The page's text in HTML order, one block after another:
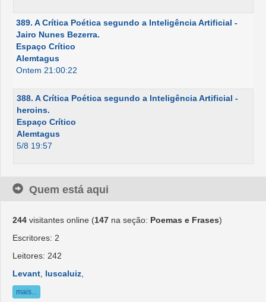
389. A Crítica Poética segundo a Inteligência Artificial -
Jairo Nunes Bezerra.
Espaço Crítico
Alemtagus
Ontem 21:00:22
388. A Crítica Poética segundo a Inteligência Artificial -
heroins.
Espaço Crítico
Alemtagus
5/8 19:57
Quem está aqui
244 visitantes online (147 na seção: Poemas e Frases)
Escritores: 2
Leitores: 242
Levant luscaluiz
mais...